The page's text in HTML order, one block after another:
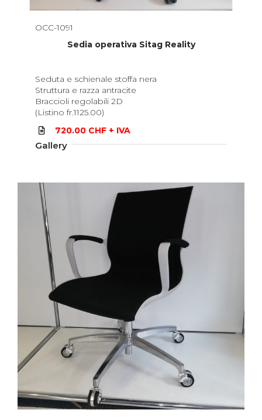
OCC-1091
Sedia operativa Sitag Reality
Seduta e schienale stoffa nera
Struttura e razza antracite
Braccioli regolabili 2D
(Listino fr.1125.00)
720.00 CHF + IVA
Gallery